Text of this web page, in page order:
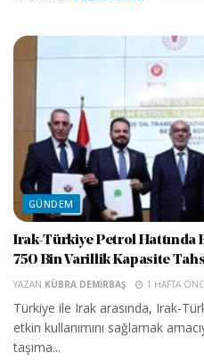
GÜNDEM
Irak-Türkiye Petrol Hattında
750 Bin Varillik Kapasite
YAZAN KÜBRA DEMIRBAŞ 1 HAFTA
Türkiye ile Irak arasında, Irak-
etkin kullanımını sağlamak
taşıma...